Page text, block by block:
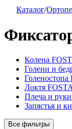
Каталог/
Колена
Голени и
Локтя
Плеча и
Запястья и
Все фильтры